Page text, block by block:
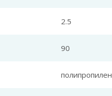
2.5
90
полипропилен